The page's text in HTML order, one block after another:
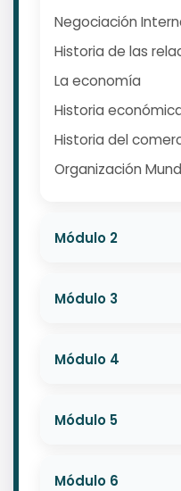
Negociación
Historia de las
La economía
Historia
Historia del
Organización
Módulo 2
Módulo 3
Módulo 4
Módulo 5
Módulo 6